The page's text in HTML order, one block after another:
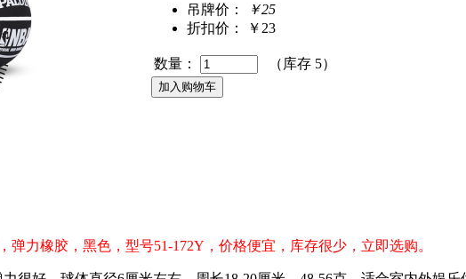
吊牌价：
￥25
折扣价：
￥23
数量： （库存 5）
力橡胶，黑色，型号51-172Y，价格便宜，库存很少，立即选购。